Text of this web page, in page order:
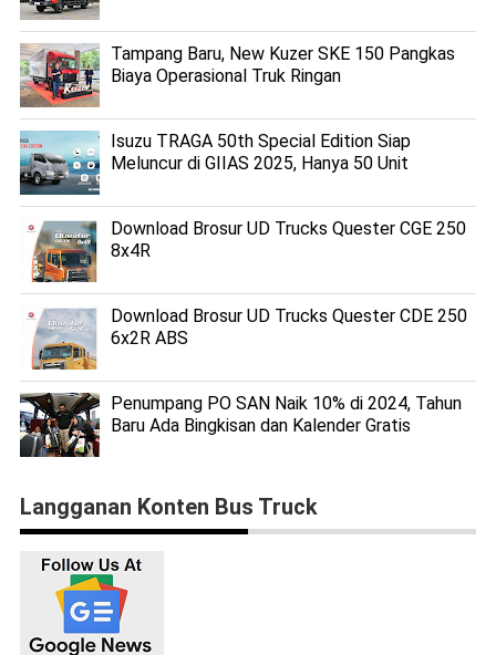
Tampang Baru, New Kuzer SKE 150 Pangkas
Biaya Operasional Truk Ringan
Isuzu TRAGA 50th Special Edition Siap
Meluncur di GIIAS 2025, Hanya 50 Unit
Download Brosur UD Trucks Quester CGE 250
8x4R
Download Brosur UD Trucks Quester CDE 250
6x2R ABS
Penumpang PO SAN Naik 10% di 2024, Tahun
Baru Ada Bingkisan dan Kalender Gratis
Langganan Konten Bus Truck